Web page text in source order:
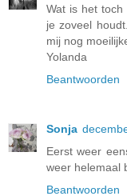
Wat is het toch
je zoveel
mij nog
Yolanda
Beantwoorden
Sonja
Eerst weer
weer helemaal
Beantwoorden